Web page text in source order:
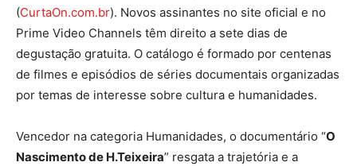
(CurtaOn.com.br). Novos assinantes no site oficial e no
Prime Video Channels têm direito a sete dias de
degustação gratuita. O catálogo é formado por centenas
de filmes e episódios de séries documentais organizadas
por temas de interesse sobre cultura e humanidades.
Vencedor na categoria Humanidades, o documentário “O
Nascimento de H.Teixeira” resgata a trajetória e a